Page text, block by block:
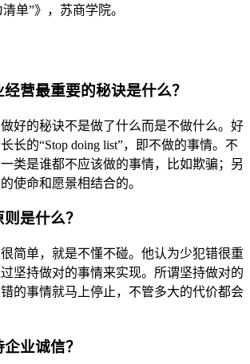
单”》，苏商学院。
营最重要的秘诀是什么？
好的秘诀不是做了什么而是不做什么。好
长的“Stop doing list”，即不做的事情。不
类是谁都不应该做的事情，比如欺骗；另
使命和愿景相结合的。
是什么？
简单，就是不懂不碰。他认为少犯错很重
坚持做对的事情来实现。所谓坚持做对的
的事情就马上停止，不管多大的代价都会
业诚信？